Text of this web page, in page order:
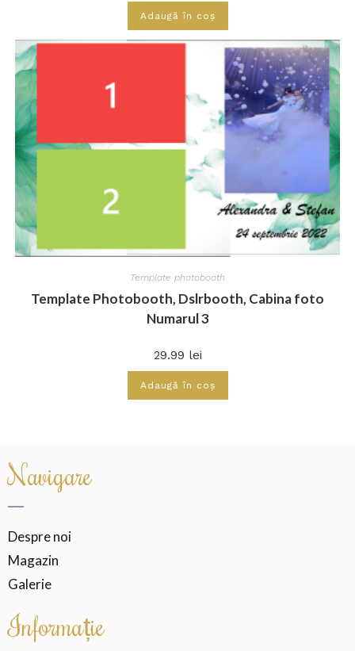
Adaugă în coș
Template photobooth
Template Photobooth, Dslrbooth, Cabina foto
Numarul 3
29.99 lei
Adaugă în coș
Navigare
Despre noi
Magazin
Galerie
Informație